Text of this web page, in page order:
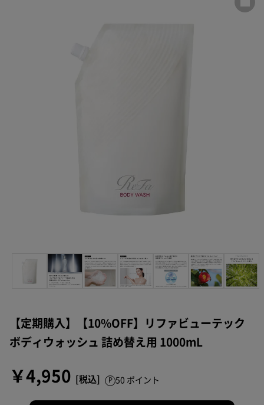
【定期購入】【10%OFF】リファビューテック
ボディウォッシュ 詰め替え用 1000mL
￥4,950 50 ポイント